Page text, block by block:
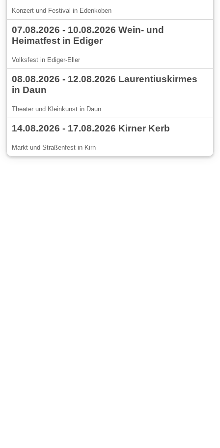
Konzert und Festival in Edenkoben
07.08.2026 - 10.08.2026 Wein- und
Heimatfest in Ediger
Volksfest in Ediger-Eller
08.08.2026 - 12.08.2026 Laurentiuskirmes
in Daun
Theater und Kleinkunst in Daun
14.08.2026 - 17.08.2026 Kirner Kerb
Markt und Straßenfest in Kirn